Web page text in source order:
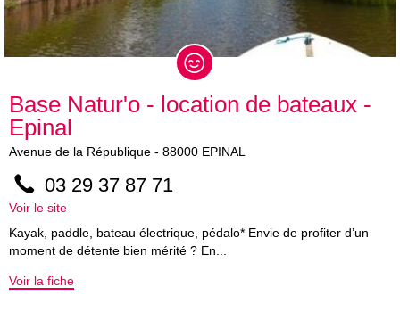
Base Natur'o - location de bateaux -
Epinal
Avenue de la République - 88000 EPINAL
03 29 37 87 71
Voir le site
Kayak, paddle, bateau électrique, pédalo* Envie de profiter d’un
moment de détente bien mérité ? En...
Voir la fiche